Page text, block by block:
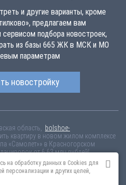
и другие варианты, кроме
предлагаем вам
подбора новостроек,
из базы 665 ЖК в МСК и МО
параметрам
новостройку
область,
bolshoe-
квартиру в новом жилом комплексе
«Самолет»» в Красногорском
от 6.63 млн рублей!
Новостройки Москвы
источников, не является
на обработку данных в Cookies для
персонализации и других целей,